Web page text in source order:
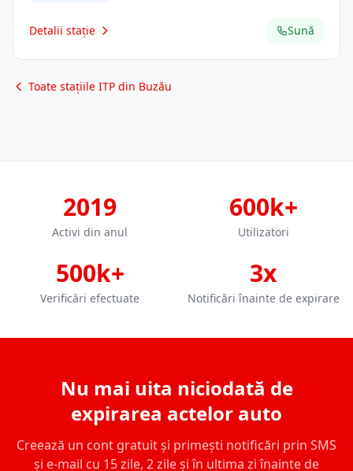
Detalii stație Sună
Toate stațiile ITP din Buzău
2019
Activi din anul
600k+
Utilizatori
500k+
Verificări efectuate
3x
Notificări înainte de expirare
Nu mai uita niciodată de
expirarea actelor auto
Creează un cont gratuit și primești notificări prin SMS
și e-mail cu 15 zile, 2 zile și în ultima zi înainte de